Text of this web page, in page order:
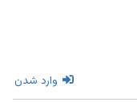
وارد شدن